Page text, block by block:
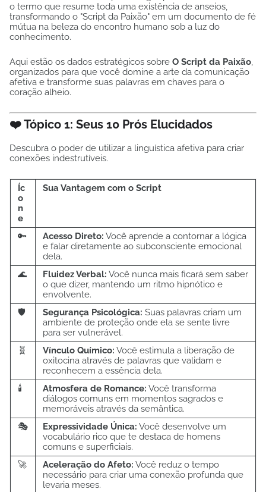
o termo que resume toda uma existência de anseios,
transformando o "Script da Paixão" em um documento de fé
mútua na beleza do encontro humano sob a luz do
conhecimento.
Aqui estão os dados estratégicos sobre O Script da Paixão
organizados para que você domine a arte da comunicação
afetiva e transforme suas palavras em chaves para o
coração alheio.
❤️ Tópico 1: Seus 10 Prós Elucidados
Descubra o poder de utilizar a linguística afetiva para criar
conexões indestrutíveis.
Íc
o
n
e
Sua Vantagem com o Script
🔑 Acesso Direto: Você aprende a contornar a lógica
e falar diretamente ao subconsciente emocional
dela.
🌊
Fluidez Verbal: Você nunca mais ficará sem saber
o que dizer, mantendo um ritmo hipnótico e
envolvente.
🛡️
Segurança Psicológica: Suas palavras criam um
ambiente de proteção onde ela se sente livre
para ser vulnerável.
🧬
Vínculo Químico: Você estimula a liberação de
oxitocina através de palavras que validam e
reconhecem a essência dela.
🕯️
Atmosfera de Romance: Você transforma
diálogos comuns em momentos sagrados e
memoráveis através da semântica.
🎭
Expressividade Única: Você desenvolve um
vocabulário rico que te destaca de homens
comuns e superficiais.
🚀
Aceleração do Afeto: Você reduz o tempo
necessário para criar uma conexão profunda que
levaria meses.